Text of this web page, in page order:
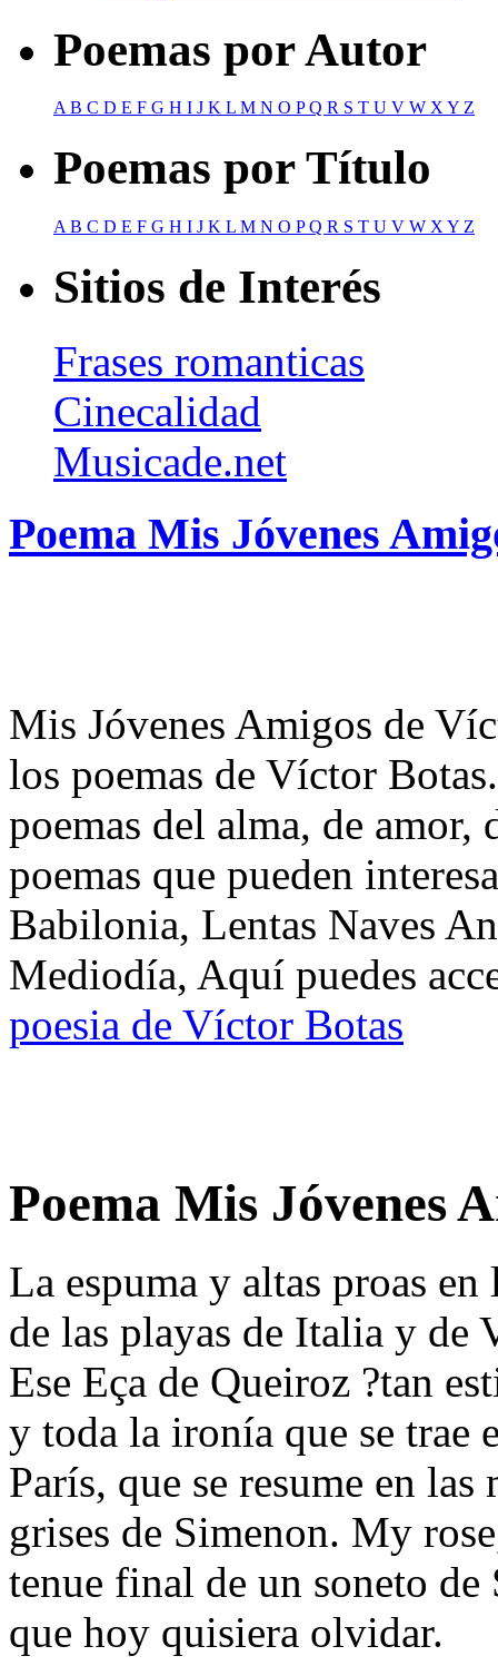
Poemas por Autor
AB C D E F G H I J K L M N O PQ R S T U V W XY Z
Poemas por Título
A B C D E F G H I J K L M N O PQ R S T U V W X Y Z
Sitios de Interés
Frases romanticas
Cinecalidad
Musicade.net
Poema Mis Jóvenes
Mis Jóvenes Amigos de
los poemas de Víctor
poemas del alma, de
poemas que pueden
Babilonia, Lentas Naves
Mediodía, Aquí puedes
poesia de Víctor Botas
Poema Mis Jóvenes
La espuma y altas proas en
de las playas de Italia y de
Ese Eça de Queiroz ?tan
y toda la ironía que se trae
París, que se resume en las
grises de Simenon. My
tenue final de un soneto de
que hoy quisiera olvidar.